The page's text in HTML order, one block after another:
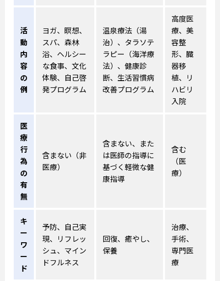
活
動
内
容
の
例
ヨガ、瞑想、
スパ、森林
浴、ヘルシー
な食事、文化
体験、自己啓
発プログラム
温泉療法（湯
治）、タラソテ
ラピー（海洋療
法）、健康診
断、生活習慣病
改善プログラム
高度医
療、美
容整
形、臓
器移
植、リ
ハビリ
入院
医
療
行
為
の
有
無
含まない（非
医療）
含まない、また
は医師の指導に
基づく軽微な健
康指導
含む
（医
療）
キ
ー
ワ
ー
ド
予防、自己実
現、リフレッ
シュ、マイン
ドフルネス
回復、癒やし、
保養
治療、
手術、
専門医
療